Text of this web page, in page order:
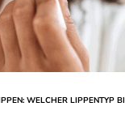
WELCHER LIPPENTYP